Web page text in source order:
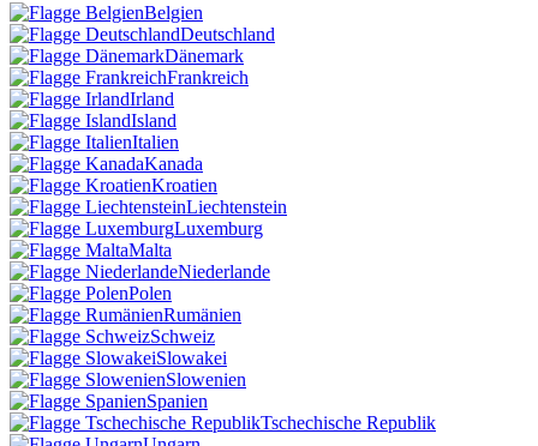
Belgien
Deutschland
Dänemark
Frankreich
Irland
Island
Italien
Kanada
Kroatien
Liechtenstein
Luxemburg
Malta
Niederlande
Polen
Rumänien
Schweiz
Slowakei
Slowenien
Spanien
Tschechische Republik